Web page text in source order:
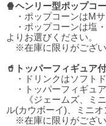
🍿ヘンリー型ポップコ
・ポップコーンはMサ
・ポップコーンは塩
よりお選びください。
※在庫に限りがござい
🥤トッパーフィギュア
・ドリンクはソフトド
・トッパーフィギュア
《ジェームズ、ミニ
ル(カウボーイ)、ミニオ
※在庫に限りがござい